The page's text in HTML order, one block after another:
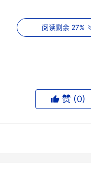
阅读剩余 27%
不构成投资建议。
赞 (0)